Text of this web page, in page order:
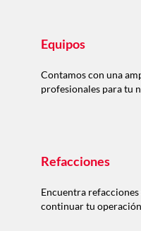
Equipos
Contamos con una
profesionales para tu
Refacciones
Encuentra
continuar tu